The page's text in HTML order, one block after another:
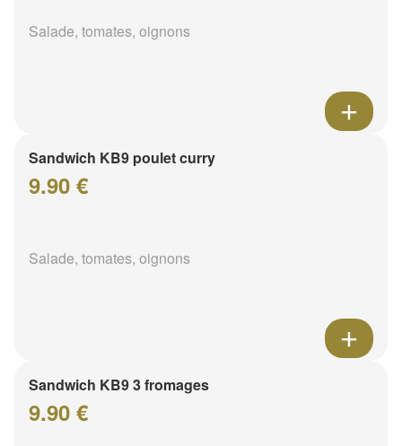
Salade, tomates, oignons
Sandwich KB9 poulet curry
9.90 €
Salade, tomates, oignons
Sandwich KB9 3 fromages
9.90 €